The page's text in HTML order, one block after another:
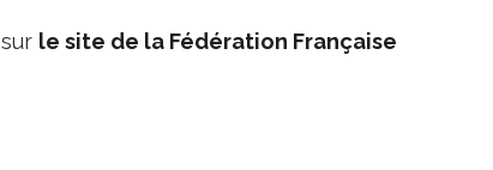
le site de la Fédération Française